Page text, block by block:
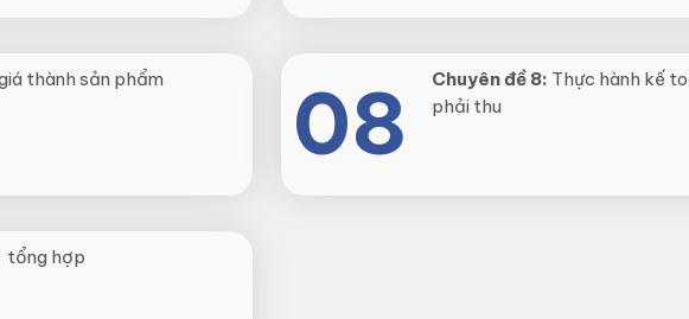
thành sản phẩm 08 Chuyên đề 8: Thực hành kế
phải thu
tổng hợp